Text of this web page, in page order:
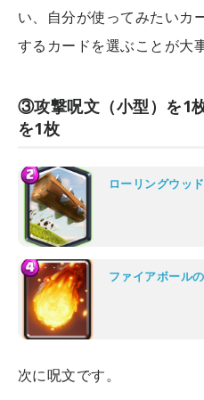
い、自分が使ってみたいカ
するカードを選ぶことが大
③攻撃呪文（小型）を1
を1枚
ローリングウッ
ファイアボール
次に呪文です。